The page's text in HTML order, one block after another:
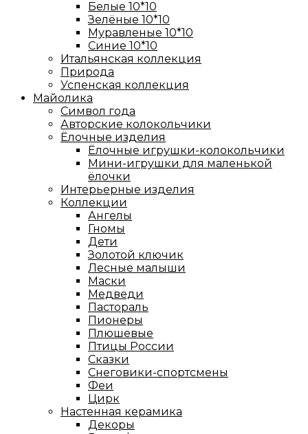
Белые 10*10
Зелёные 10*10
Муравленые 10*10
Синие 10*10
Итальянская коллекция
Природа
Успенская коллекция
Майолика
Символ года
Авторские колокольчики
Ёлочные изделия
Ёлочные игрушки-колокольчики
Мини-игрушки для маленькой
ёлочки
Интерьерные изделия
Коллекции
Ангелы
Гномы
Дети
Золотой ключик
Лесные малыши
Маски
Медведи
Пастораль
Пионеры
Плюшевые
Птицы России
Сказки
Снеговики-спортсмены
Феи
Цирк
Настенная керамика
Декоры